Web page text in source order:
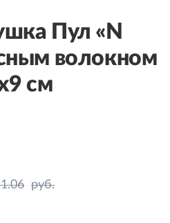
Пул «N
волокном
см
руб.